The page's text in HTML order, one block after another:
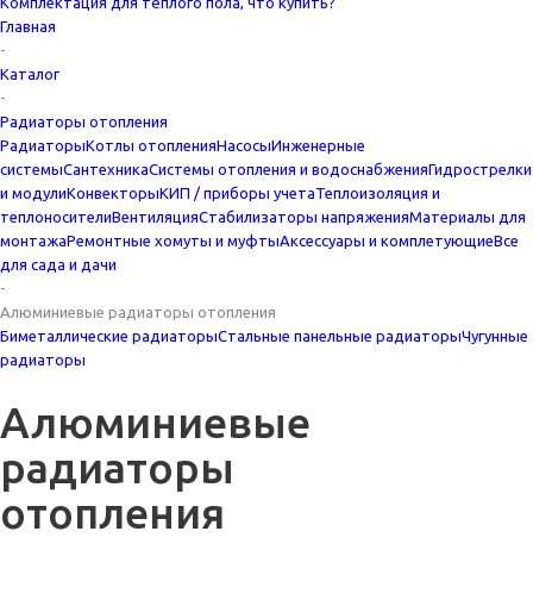
Главная
-
Каталог
-
Радиаторы отопления
РадиаторыКотлы отопленияНасосыИнженерные
системыСантехникаСистемы отопления и водоснабженияГидрострелки
и модулиКонвекторыКИП / приборы учетаТеплоизоляция и
теплоносителиВентиляцияСтабилизаторы напряженияМатериалы для
монтажаРемонтные хомуты и муфтыАксессуары и комплетующиеВсе
для сада и дачи
-
Алюминиевые радиаторы отопления
Биметаллические радиаторыСтальные панельные радиаторыЧугунные
радиаторы
Алюминиевые
радиаторы
отопления